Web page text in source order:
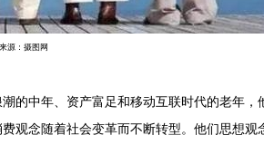
源：摄图网
中年、资产富足和移动互联时代的老年，
观念随着社会变革而不断转型。他们思想观